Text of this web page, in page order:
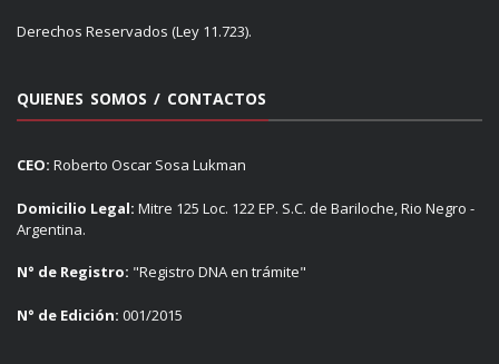
Derechos Reservados (Ley 11.723).
QUIENES SOMOS / CONTACTOS
CEO: Roberto Oscar Sosa Lukman
Domicilio Legal: Mitre 125 Loc. 122 EP. S.C. de Bariloche, Rio Negro -
Argentina.
N° de Registro: "Registro DNA en trámite"
N° de Edición: 001/2015